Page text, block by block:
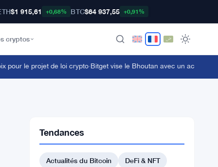
$1 915,61 +0,68% BTC$64 937,55 +0,91%
cryptos
le projet de loi crypto·Bitget vise le Bhoutan avec un accord sur
Tendances
Actualités du Bitcoin
DeFi & NFT